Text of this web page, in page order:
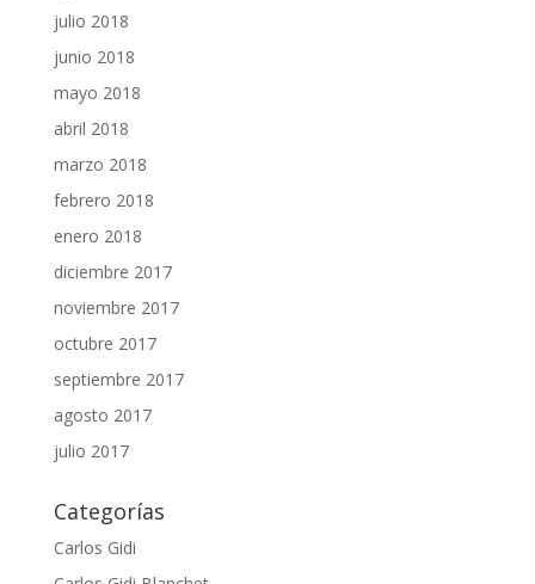
julio 2018
junio 2018
mayo 2018
abril 2018
marzo 2018
febrero 2018
enero 2018
diciembre 2017
noviembre 2017
octubre 2017
septiembre 2017
agosto 2017
julio 2017
Categorías
Carlos Gidi